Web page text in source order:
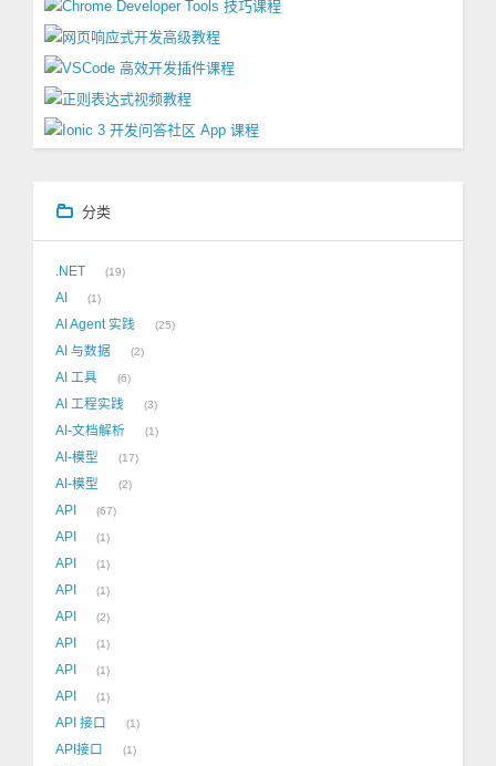
分类
.NET 19
AI 1
AI Agent 实践 25
AI 与数据 2
AI 工具 6
AI 工程实践 3
AI-文档解析 1
AI-模型 17
AI-模型 2
API 67
API 1
API 1
API 1
API 2
API 1
API 1
API 1
API 接口 1
API接口 1